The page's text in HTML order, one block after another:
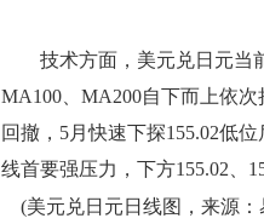
技术方面，美元兑日元当前
MA100、MA200自下而上依
回撤，5月快速下探155.02低
线首要强压力，下方155.02、
(美元兑日元日线图，来源：